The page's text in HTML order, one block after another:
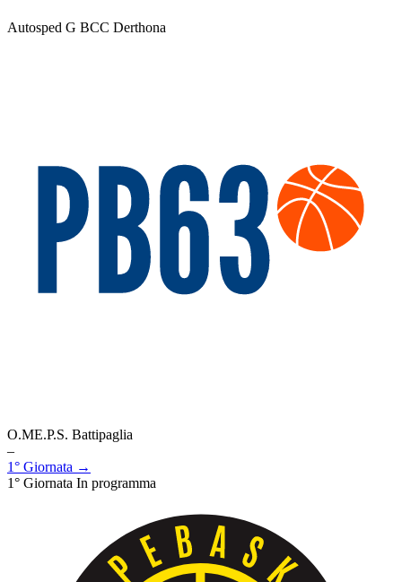
Autosped G BCC Derthona
O.ME.P.S. Battipaglia
–
1° Giornata →
1° Giornata In programma